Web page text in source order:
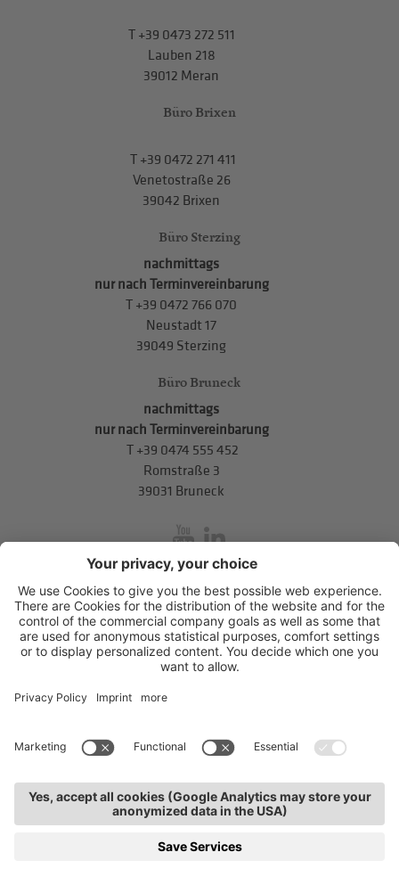
T+39 0473 272 511
Lauben 218
39012 Meran
Büro Brixen
T+39 0472 271 411
Venetostraße 26
39042 Brixen
Büro Sterzing
nachmittags
nur nach Terminvereinbarung
T +39 0472 766 070
Neustadt 17
39049 Sterzing
Büro Bruneck
nachmittags
nur nach Terminvereinbarung
T +39 0474 555 452
Romstraße 3
39031 Bruneck
inService
Mitterweg 5, Bozner Boden,I-39100Bozen.T+39 0471 310
311. info@hds-bz.it
Impressum
Datenschutzerklärung